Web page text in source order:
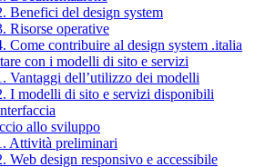
Benefici del design system
Risorse operative
Come contribuire al design system .italia
con i modelli di sito e servizi
Vantaggi dell’utilizzo dei modelli
I modelli di sito e servizi disponibili
allo sviluppo
Attività preliminari
Web design responsivo e accessibile